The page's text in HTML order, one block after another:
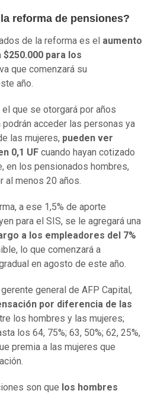
reforma de pensiones?
de la reforma es el aumento
$250.000 para los
que comenzará su
año.
que se otorgará por años
acceder las personas ya
las mujeres, pueden ver
0,1 UF cuando hayan cotizado
en los pensionados hombres,
al menos 20 años.
a ese 1,5% de aporte
para el SIS, se le agregará una
a los empleadores del 7%
lo que comenzará a
en agosto de este año.
general de AFP Capital,
por diferencia de las
los hombres y las mujeres;
los 64, 75%; 63, 50%; 62, 25%,
premia a las mujeres que
son que los hombres